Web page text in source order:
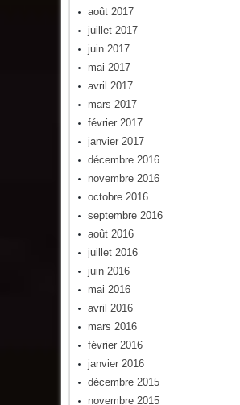
août 2017
juillet 2017
juin 2017
mai 2017
avril 2017
mars 2017
février 2017
janvier 2017
décembre 2016
novembre 2016
octobre 2016
septembre 2016
août 2016
juillet 2016
juin 2016
mai 2016
avril 2016
mars 2016
février 2016
janvier 2016
décembre 2015
novembre 2015